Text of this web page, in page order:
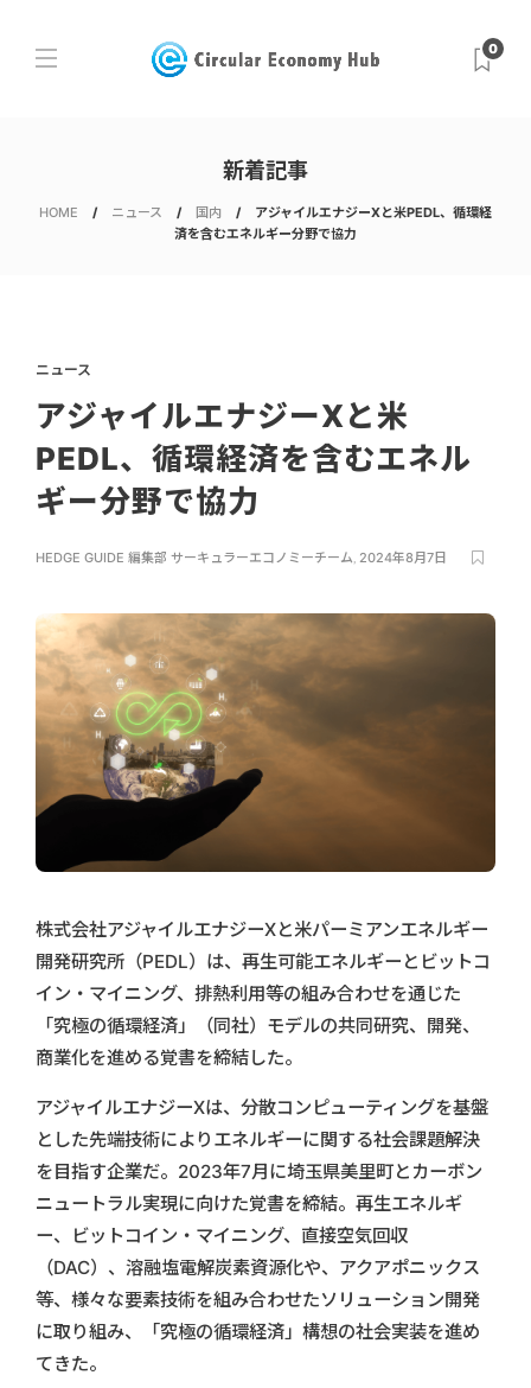
0
新着記事
HOME ニュース 国内
アジャイルエナジーXと米PEDL、循環経
済を含むエネルギー分野で協力
ニュース
アジャイルエナジーXと米
PEDL、循環経済を含むエネル
ギー分野で協力
HEDGE GUIDE 編集部 サーキュラーエコノミーチーム, 2024年8月7日
株式会社アジャイルエナジーXと米パーミアンエネルギー
開発研究所（PEDL）は、再生可能エネルギーとビットコ
イン・マイニング、排熱利用等の組み合わせを通じた
「究極の循環経済」（同社）モデルの共同研究、開発、
商業化を進める覚書を締結した。
アジャイルエナジーXは、分散コンピューティングを基盤
とした先端技術によりエネルギーに関する社会課題解決
を目指す企業だ。2023年7月に埼玉県美里町とカーボン
ニュートラル実現に向けた覚書を締結。再生エネルギ
ー、ビットコイン・マイニング、直接空気回収
（DAC）、溶融塩電解炭素資源化や、アクアポニックス
等、様々な要素技術を組み合わせたソリューション開発
に取り組み、「究極の循環経済」構想の社会実装を進め
てきた。